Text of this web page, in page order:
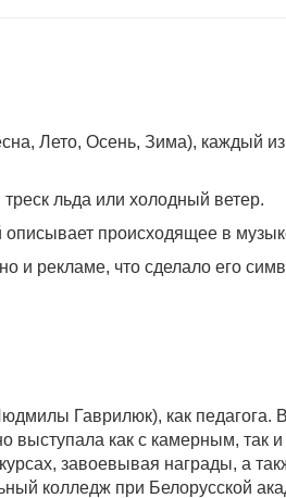
Лето, Осень, Зима), каждый из
льда или холодный ветер.
происходящее в
и рекламе, что сделало его
Гаврилюк), как педагога.
как с камерным, так
завоевывая награды, а
колледж при Белорусской